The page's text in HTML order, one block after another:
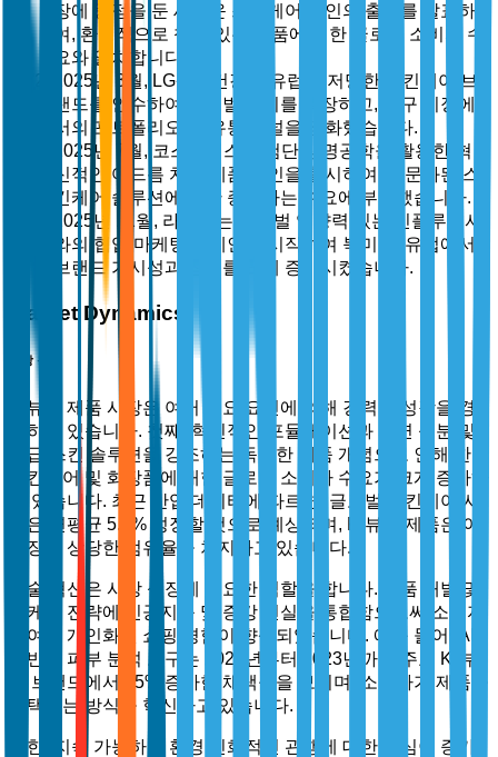
장에 중점을 둔 새로운 스킨케어 라인의 출시를 발표하
여, 환경적으로 책임 있는 제품에 대한 글로벌 소비자 수
요와 일치합니다.
2025년 3월, LG생활건강은 유럽의 저명한 스킨케어 브
랜드를 인수하여 글로벌 입지를 확장하고, 서구 시장에
서의 포트폴리오 및 유통 채널을 강화했습니다.
2025년 7월, 코스알엑스는 첨단 생명공학을 활용한 혁
신적인 여드름 치료 제품 라인을 출시하여, 전문화된 스
킨케어 솔루션에 대한 증가하는 수요에 부응했습니다.
2025년 11월, 라네즈는 글로벌 영향력 있는 인플루언서
와의 협업 마케팅 캠페인을 시작하여 북미 및 유럽에서
브랜드 가시성과 참여를 크게 증가시켰습니다.
Market Dynamics
시장 동력
K-뷰티 제품 시장은 여러 주요 요인에 의해 강력한 성장을 경
험하고 있습니다. 첫째, 혁신적인 포뮬레이션과 자연 성분 및
고급 스킨 솔루션을 강조하는 독특한 제품 개념으로 인해 한국
스킨케어 및 화장품에 대한 글로벌 소비자 수요가 크게 증가하
고 있습니다. 최근 산업 데이터에 따르면, 글로벌 스킨케어 시
장은 연평균 5.9% 성장할 것으로 예상되며, K-뷰티 제품은 이
확장에 상당한 점유율을 차지하고 있습니다.
기술 혁신은 시장 성장에 중요한 역할을 합니다. 제품 개발 및
마케팅 전략에 인공지능 및 증강 현실을 통합함으로써 소비자
참여와 개인화된 쇼핑 경험이 향상되었습니다. 예를 들어, AI
기반의 피부 분석 도구는 2020년부터 2023년까지 주요 K-뷰
티 브랜드에서 35% 증가한 채택률을 보이며, 소비자가 제품을
선택하는 방식을 혁신하고 있습니다.
또한, 지속 가능하고 환경 친화적인 관행에 대한 관심이 증가